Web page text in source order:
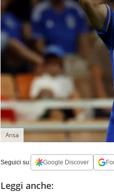
Ansa
Seguici su: Google Discover
Leggi anche: